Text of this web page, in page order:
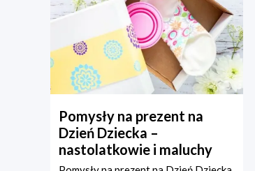
Pomysły na prezent na
Dzień Dziecka –
nastolatkowie i maluchy